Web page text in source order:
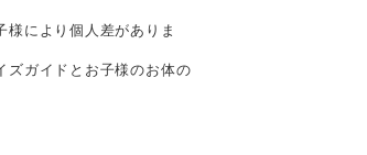
により個人差がありま
ズガイドとお子様のお体の